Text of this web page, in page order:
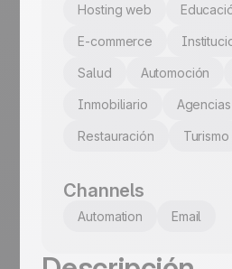
Hosting web
E-commerce
Salud Automoción
Inmobiliario Agencias
Restauración Turismo
Channels
Automation Email